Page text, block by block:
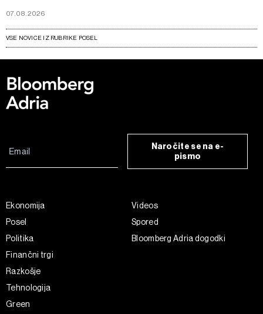
07.08.2026
VSE NOVICE IZ RUBRIKE POSEL
Naročite se na e-
pismo
Ekonomija
Posel
Politika
Finančni trgi
Razkošje
Tehnologija
Green
Videos
Spored
Bloomberg Adria dogodki